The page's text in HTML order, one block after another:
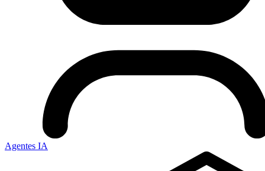
Agentes IA